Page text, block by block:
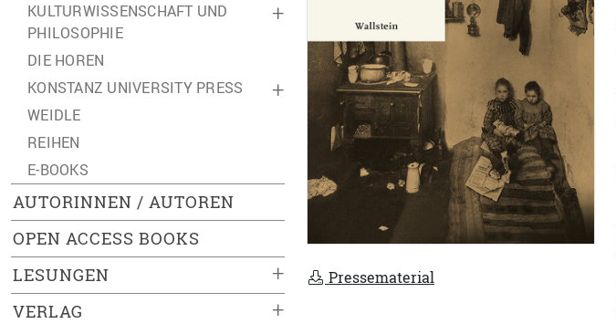
+
KULTURWISSENSCHAFT UND
PHILOSOPHIE
DIE HOREN
+
KONSTANZ UNIVERSITY PRESS
WEIDLE
REIHEN
E-BOOKS
AUTORINNEN / AUTOREN
OPEN ACCESS BOOKS
+
LESUNGEN
+
VERLAG
Pressematerial